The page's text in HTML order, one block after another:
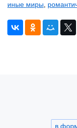
иные миры,
в